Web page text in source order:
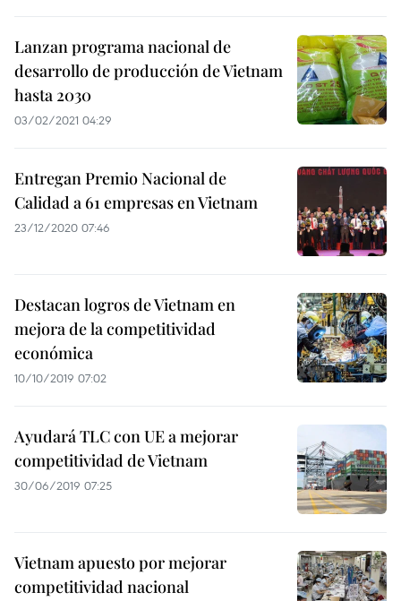
Lanzan programa nacional de
desarrollo de producción de Vietnam
hasta 2030
03/02/2021 04:29
Entregan Premio Nacional de
Calidad a 61 empresas en Vietnam
23/12/2020 07:46
Destacan logros de Vietnam en
mejora de la competitividad
económica
10/10/2019 07:02
Ayudará TLC con UE a mejorar
competitividad de Vietnam
30/06/2019 07:25
Vietnam apuesto por mejorar
competitividad nacional